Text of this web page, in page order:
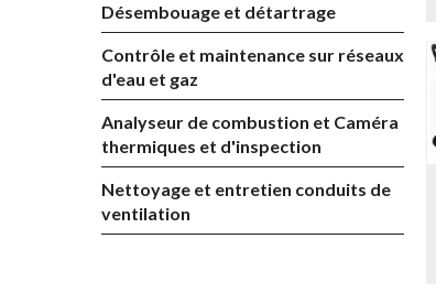
Désembouage et détartrage
Contrôle et maintenance sur réseaux
d'eau et gaz
Analyseur de combustion et Caméra
thermiques et d'inspection
Nettoyage et entretien conduits de
ventilation